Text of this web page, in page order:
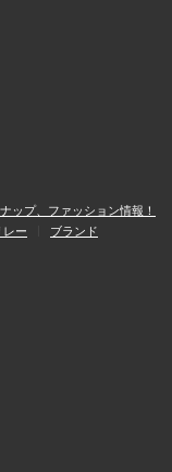
ップ、ファッション情報！
レー ブランド